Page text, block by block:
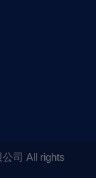
司 All rights